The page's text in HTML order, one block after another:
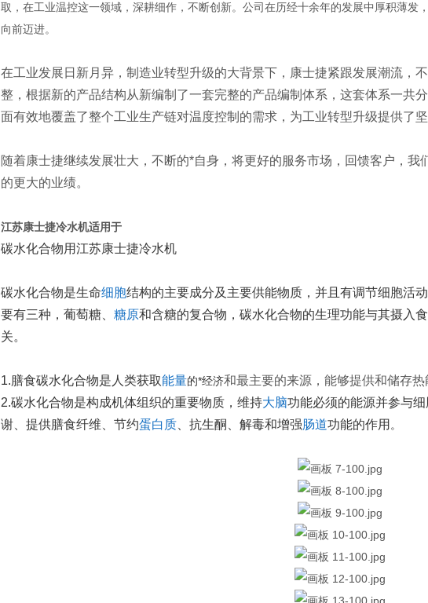
取，在工业温控这一领域，深耕细作，不断创新。公司在历经十余年的发展中厚积薄发
向前迈进。
在工业发展日新月异，制造业转型升级的大背景下，康士捷紧跟发展潮流，
整，根据新的产品结构从新编制了一套完整的产品编制体系，这套体系一共
面有效地覆盖了整个工业生产链对温度控制的需求，为工业转型升级提供了
随着康士捷继续发展壮大，不断的*自身，将更好的服务市场，回馈客户，
的更大的业绩。
江苏康士捷冷水机适用于
碳水化合物用江苏康士捷冷水机
碳水化合物是生命细胞结构的主要成分及主要供能物质，并且有调节细胞活动
要有三种，葡萄糖、 糖原和含糖的复合物，碳水化合物的生理功能与其摄入
关。
1.膳食碳水化合物是人类获取能量的*经济和最主要的来源，能够提供和储存热
2.碳水化合物是构成机体组织的重要物质，维持大脑功能必须的能源并参与
谢、提供膳食纤维、节约蛋白质 、抗生酮、解毒和增强肠道功能的作用 。